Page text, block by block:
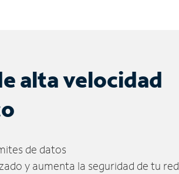
alta velocidad
de datos
y aumenta la seguridad de tu red